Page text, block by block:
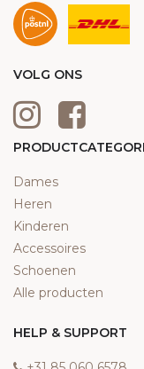
VOLG ONS
Dames
Heren
Kinderen
Accessoires
Schoenen
Alle producten
HELP & SUPPORT